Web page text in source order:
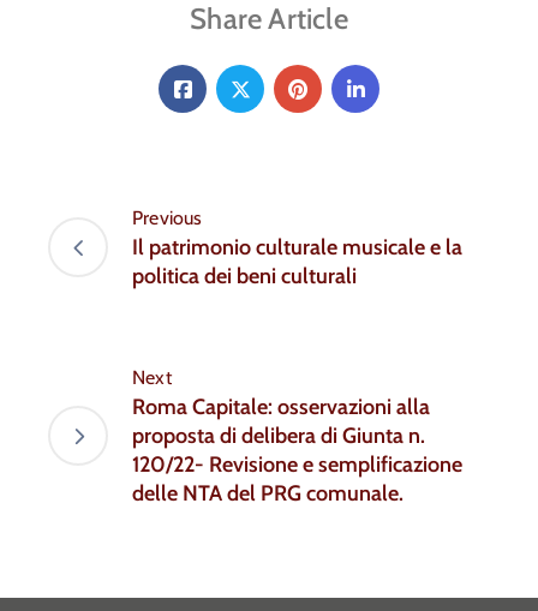
Share Article
Previous
Il patrimonio culturale musicale e la
politica dei beni culturali
Next
Roma Capitale: osservazioni alla
proposta di delibera di Giunta n.
120/22- Revisione e semplificazione
delle NTA del PRG comunale.